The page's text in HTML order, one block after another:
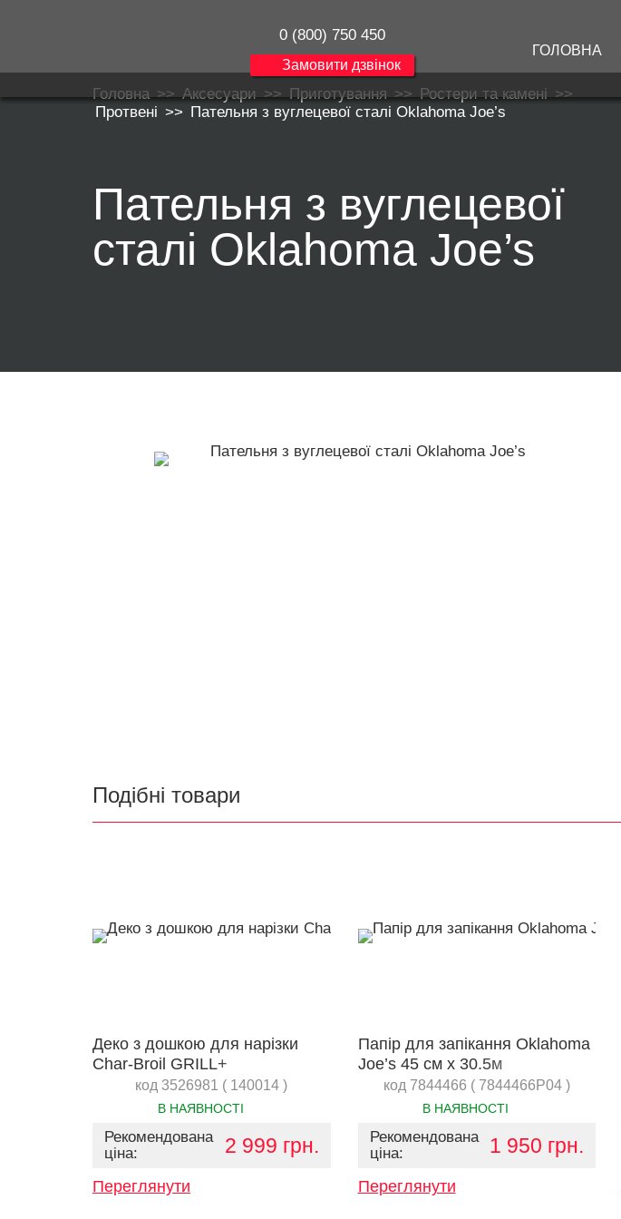
0 (800) 750 450
Замовити дзвінок
ГОЛОВНА
Головна>>Аксесуари>>Приготування>>Ростери та камені>>
Протвені >> Пательня з вуглецевої сталі Oklahoma Joe’s
Пательня з вуглецевої
сталі Oklahoma Joe’s
Подібні товари
Деко з дошкою для нарізки
Char-Broil GRILL+
код 3526981 ( 140014 )
В НАЯВНОСТІ
Рекомендована
ціна:
2 999 грн.
Переглянути
Папір для запікання Oklahoma
Joe’s 45 см х 30.5м
код 7844466 ( 7844466P04 )
В НАЯВНОСТІ
Рекомендована
ціна:
1 950 грн.
Переглянути